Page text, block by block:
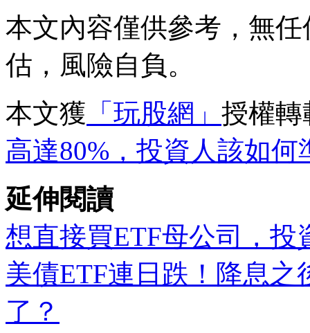
本文內容僅供參考，無
估，風險自負。
本文獲 「玩股網」 授權轉
高達80%，投資人該如何
延伸閱讀
想直接買ETF母公司，
美債ETF連日跌！降息
了？